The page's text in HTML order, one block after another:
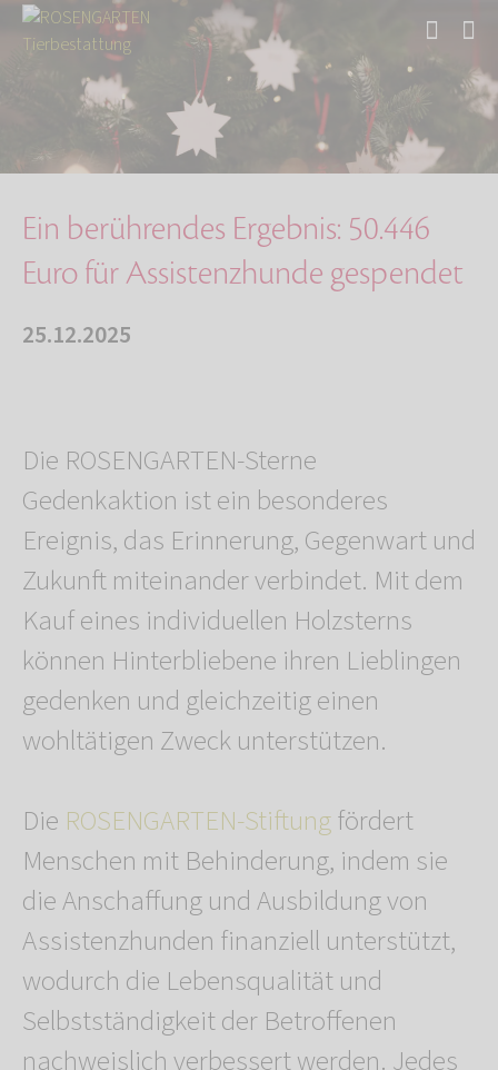
Über uns
Aktuelles
Ein berührendes Ergebnis: 50.446 Euro für Ass…
Ein berührendes Ergebnis: 50.446
Euro für Assistenzhunde gespendet
25.12.2025
Die ROSENGARTEN-Sterne
Gedenkaktion ist ein besonderes
Ereignis, das Erinnerung, Gegenwart und
Zukunft miteinander verbindet. Mit dem
Kauf eines individuellen Holzsterns
können Hinterbliebene ihren Lieblingen
gedenken und gleichzeitig einen
wohltätigen Zweck unterstützen.
Die ROSENGARTEN-Stiftungfördert
Menschen mit Behinderung, indem sie
die Anschaffung und Ausbildung von
Assistenzhunden finanziell unterstützt,
wodurch die Lebensqualität und
Selbstständigkeit der Betroffenen
nachweislich verbessert werden. Jedes